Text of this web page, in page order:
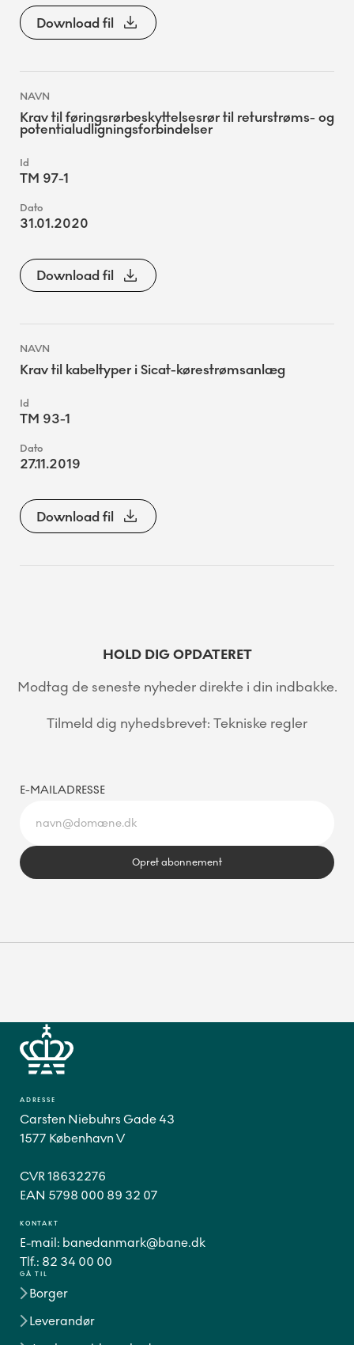
Download fil
Krav til føringsrørbeskyttelsesrør til returstrøms- og
potentialudligningsforbindelser
TM 97-1
31.01.2020
Download fil
Krav til kabeltyper i Sicat-kørestrømsanlæg
TM 93-1
27.11.2019
Download fil
HOLD DIG OPDATERET
Modtag de seneste nyheder direkte i din indbakke.
Tilmeld dig nyhedsbrevet: Tekniske regler
E-MAILADRESSE
Opret abonnement
GÅ TIL
Borger
Leverandør
ADRESSE
Carsten Niebuhrs Gade 43
1577 København V
CVR 18632276
EAN 5798 000 89 32 07
KONTAKT
E-mail: banedanmark@bane.dk
Tlf.: 82 34 00 00